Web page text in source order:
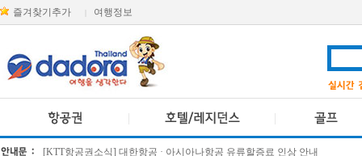
즐겨찾기추가 여행정보
[KTT항공권소식] 대한항공 · 아시아나항공 유류할증료 인상 안내